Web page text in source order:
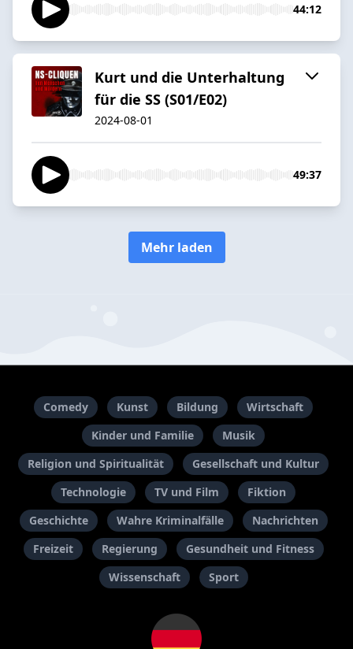
44:12
Kurt und die Unterhaltung
für die SS (S01/E02)
2024-08-01
49:37
Mehr laden
Comedy Kunst Bildung
Wirtschaft
Kinder und Familie
Musik
Religion und Spiritualität
Gesellschaft und Kultur
Technologie
TV und Film
Fiktion
Geschichte
Wahre Kriminalfälle
Nachrichten
Freizeit
Regierung
Gesundheit und Fitness
Wissenschaft
Sport